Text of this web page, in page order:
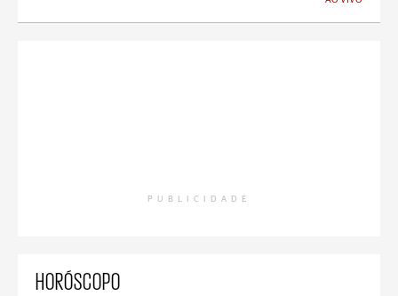
PUBLICIDADE
HORÓSCOPO